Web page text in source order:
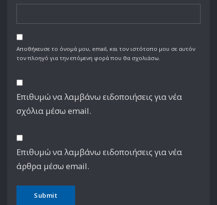
Αποθήκευσε το όνομά μου, email, και τον ιστότοπο μου σε αυτόν
τον πλοηγό για την επόμενη φορά που θα σχολιάσω.
Επιθυμώ να λαμβάνω ειδοποιήσεις για νέα
σχόλια μέσω email.
Επιθυμώ να λαμβάνω ειδοποιήσεις για νέα
άρθρα μέσω email.